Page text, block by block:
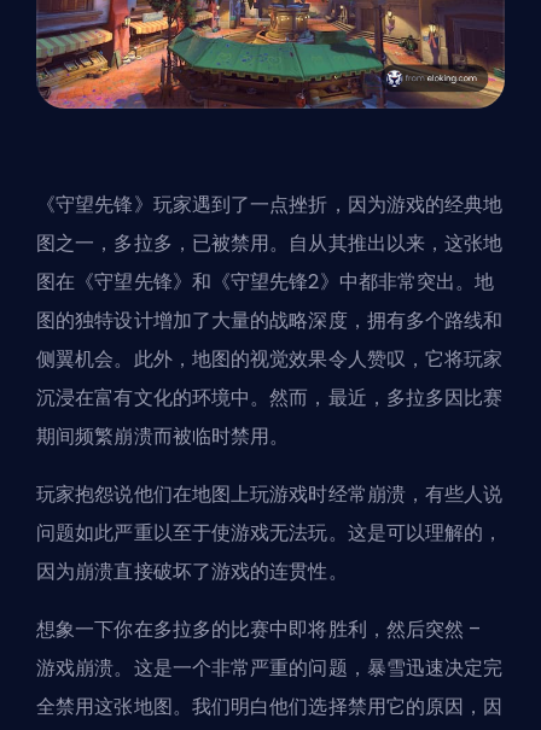
《守望先锋》玩家遇到了一点挫折，因为游戏的经典地
图之一，多拉多，已被禁用。自从其推出以来，这张地
图在《守望先锋》和《守望先锋2》中都非常突出。地
图的独特设计增加了大量的战略深度，拥有多个路线和
侧翼机会。此外，地图的视觉效果令人赞叹，它将玩家
沉浸在富有文化的环境中。然而，最近，多拉多因比赛
期间频繁崩溃而被临时禁用。
玩家抱怨说他们在地图上玩游戏时经常崩溃，有些人说
问题如此严重以至于使游戏无法玩。这是可以理解的，
因为崩溃直接破坏了游戏的连贯性。
想象一下你在多拉多的比赛中即将胜利，然后突然 –
游戏崩溃。这是一个非常严重的问题，暴雪迅速决定完
全禁用这张地图。我们明白他们选择禁用它的原因，因